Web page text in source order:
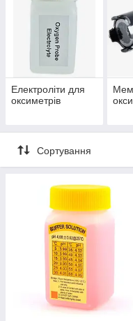
Електроліти для
оксиметрів
Сортування